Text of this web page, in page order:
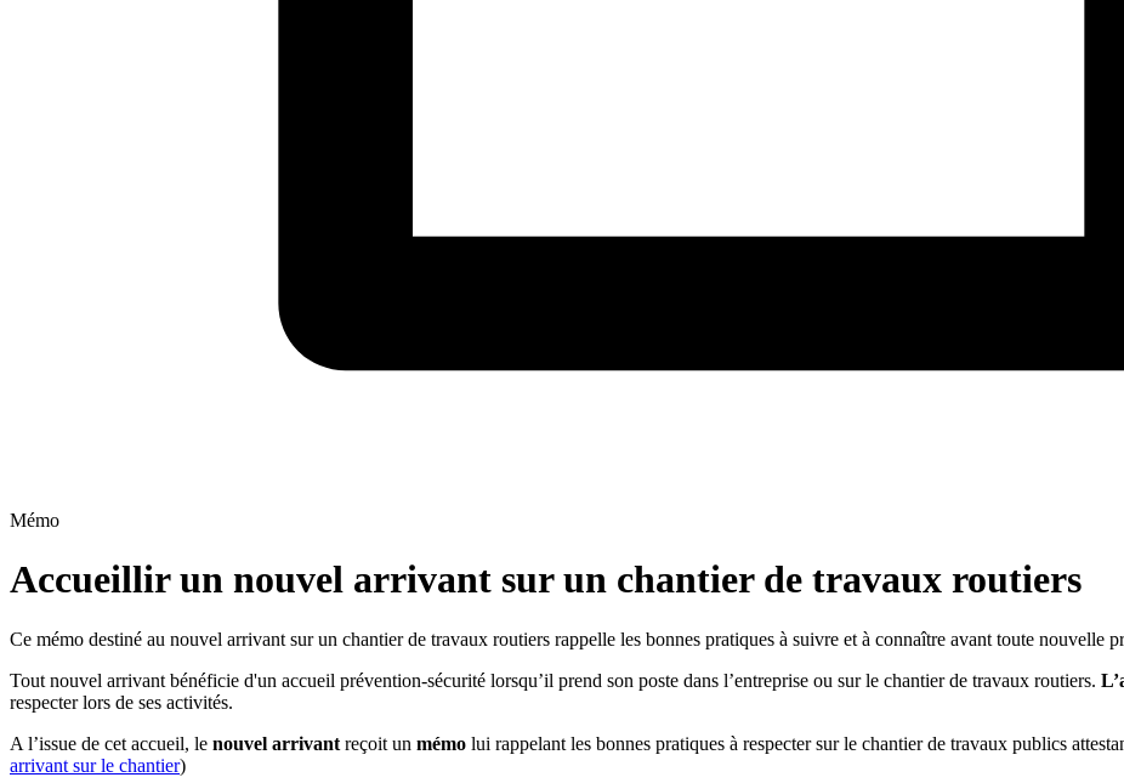
Mémo
Accueillir un nouvel arrivant sur un chantier de travaux routiers
Ce mémo destiné au nouvel arrivant sur un chantier de travaux routiers rappelle les bonnes pratiques à suivre et à connaître avant toute nouvelle
Tout nouvel arrivant bénéficie d'un accueil prévention-sécurité lorsqu’il prend son poste dans l’entreprise ou sur le chantier de travaux routiers.
respecter lors de ses activités.
A l’issue de cet accueil, le nouvel arrivant reçoit un mémo lui rappelant les bonnes pratiques à respecter sur le chantier de travaux publics
arrivant sur le chantier)